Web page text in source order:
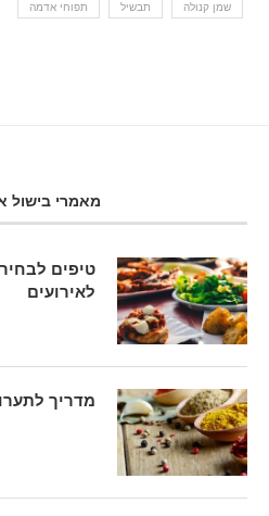
שמן קנולה תבשיל תפוחי אדמה
מאמרי בישול
טיפים
לאירועים
מדריך